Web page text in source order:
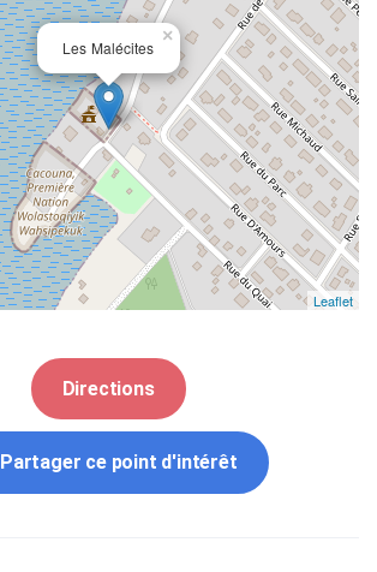
Les Malécites
×
Leaflet
Directions
Partager ce point d'intérêt